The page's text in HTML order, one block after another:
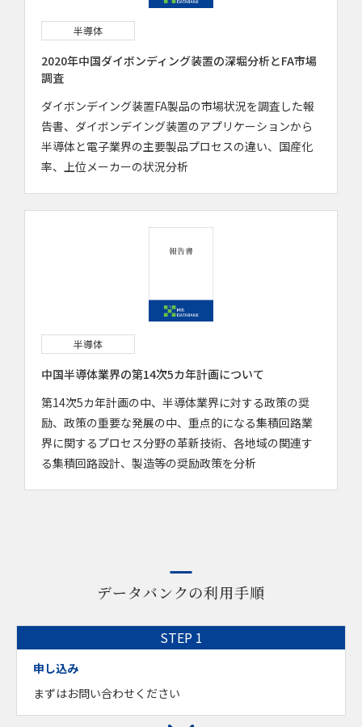
半導体
2020年中国ダイボンディング装置の深堀分析とFA市場
調査
ダイボンデイング装置FA製品の市場状況を調査した報
告書、ダイボンデイング装置のアプリケーションから
半導体と電子業界の主要製品プロセスの違い、国産化
率、上位メーカーの状況分析
半導体
中国半導体業界の第14次5カ年計画について
第14次5カ年計画の中、半導体業界に対する政策の奨
励、政策の重要な発展の中、重点的になる集積回路業
界に関するプロセス分野の革新技術、各地域の関連す
る集積回路設計、製造等の奨励政策を分析
データバンクの利用手順
申し込み
まずはお問い合わせください